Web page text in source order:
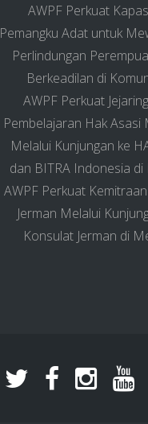
AWPF Perkuat
Pemangku Adat untuk
Perlindungan
Berkeadilan di
AWPF Perkuat
Pembelajaran Hak Asasi
Melalui Kunjungan ke
dan BITRA Indonesia di
AWPF Perkuat
Jerman Melalui
Konsulat Jerman di